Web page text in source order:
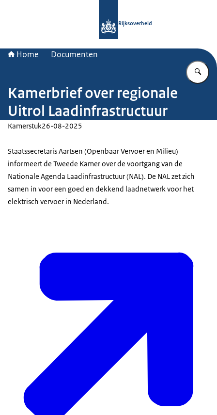
Rijksoverheid
Home Documenten
Kamerbrief over regionale
Uitrol Laadinfrastructuur
Kamerstuk26-08-2025
Staatssecretaris Aartsen (Openbaar Vervoer en Milieu)
informeert de Tweede Kamer over de voortgang van de
Nationale Agenda Laadinfrastructuur (NAL). De NAL zet zich
samen in voor een goed en dekkend laadnetwerk voor het
elektrisch vervoer in Nederland.